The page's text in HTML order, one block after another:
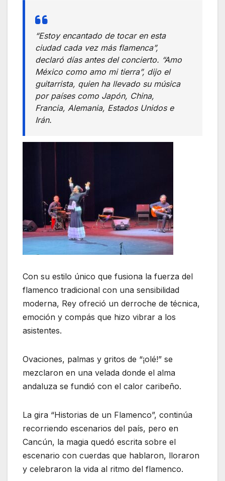
“Estoy encantado de tocar en esta
ciudad cada vez más flamenca”,
declaró días antes del concierto. “Amo
México como amo mi tierra”, dijo el
guitarrista, quien ha llevado su música
por países como Japón, China,
Francia, Alemania, Estados Unidos e
Irán.
Con su estilo único que fusiona la fuerza del
flamenco tradicional con una sensibilidad
moderna, Rey ofreció un derroche de técnica,
emoción y compás que hizo vibrar a los
asistentes.
Ovaciones, palmas y gritos de “¡olé!” se
mezclaron en una velada donde el alma
andaluza se fundió con el calor caribeño.
La gira “Historias de un Flamenco”, continúa
recorriendo escenarios del país, pero en
Cancún, la magia quedó escrita sobre el
escenario con cuerdas que hablaron, lloraron
y celebraron la vida al ritmo del flamenco.